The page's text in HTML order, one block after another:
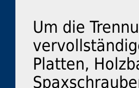
Um die
Platten,